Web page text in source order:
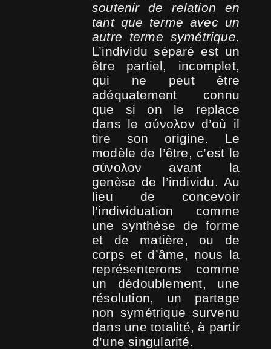
soutenir de relation en
tant que terme avec un
autre terme symétrique.
L’individu séparé est un
être partiel, incomplet,
qui ne peut être
adéquatement connu
que si on le replace
dans le σύνολον d’où il
tire son origine. Le
modèle de l’être, c’est le
σύνολον avant la
genèse de l’individu. Au
lieu de concevoir
l’individuation comme
une synthèse de forme
et de matière, ou de
corps et d’âme, nous la
représenterons comme
un dédoublement, une
résolution, un partage
non symétrique survenu
dans une totalité, à partir
d’une singularité.